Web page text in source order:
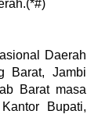
Daerah
Barat, Jambi
Barat masa
Bupati,